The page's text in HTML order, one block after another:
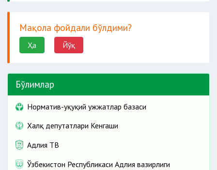
Мақола фойдали бўлдими?
Ҳа Йўқ
Бўлимлар
Норматив-ҳуқуқий ҳужжатлар базаси
Халқ депутатлари Кенгаши
Адлия ТВ
Ўзбекистон Республикаси Адлия вазирлиги